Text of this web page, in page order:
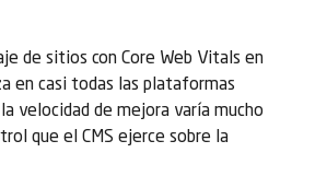
de sitios con Core Web Vitals en
en casi todas las plataformas
de mejora varía mucho
que el CMS ejerce sobre la